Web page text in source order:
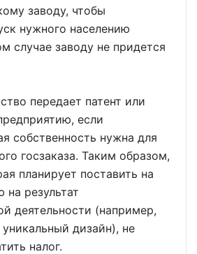
заводу, чтобы
нужного населению
случае заводу не придется
передает патент или
если
собственность нужна для
госзаказа. Таким образом,
планирует поставить на
на результат
деятельности (например,
дизайн), не
налог.